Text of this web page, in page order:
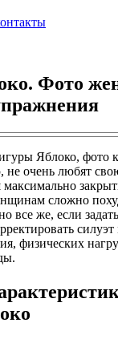
Фото
Яблоко, фото
не очень любят
максимально
сложно
все же, если
физических